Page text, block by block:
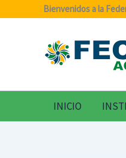
Bienvenidos a la
INICIO